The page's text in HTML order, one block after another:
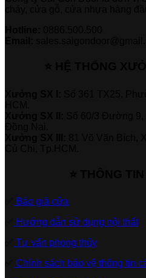
Báo giá cửa
Hướng dẫn sử dụng nội thất
Tư vấn phong thủy
Chính sách bảo vệ thông tin